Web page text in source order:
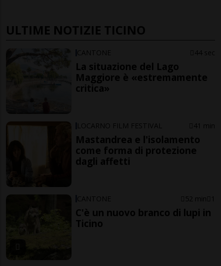
ULTIME NOTIZIE TICINO
CANTONE 44 sec
La situazione del Lago
Maggiore è «estremamente
critica»
LOCARNO FILM FESTIVAL 41 min
Mastandrea e l'isolamento
come forma di protezione
dagli affetti
CANTONE 52 min 1
C'è un nuovo branco di lupi in
Ticino